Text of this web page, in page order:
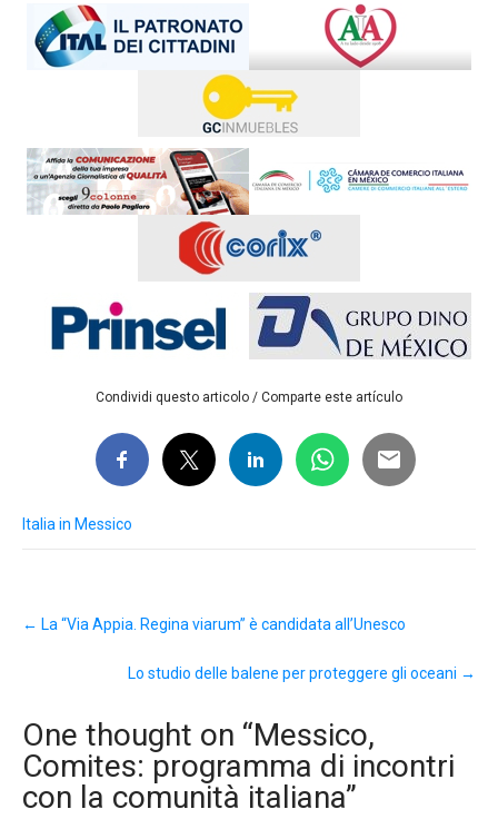
Condividi questo articolo / Comparte este artículo
Italia in Messico
navigation
← La “Via Appia. Regina viarum” è candidata all’Unesco
Lo studio delle balene per proteggere gli oceani →
One thought on “Messico,
Comites: programma di incontri
con la comunità italiana”